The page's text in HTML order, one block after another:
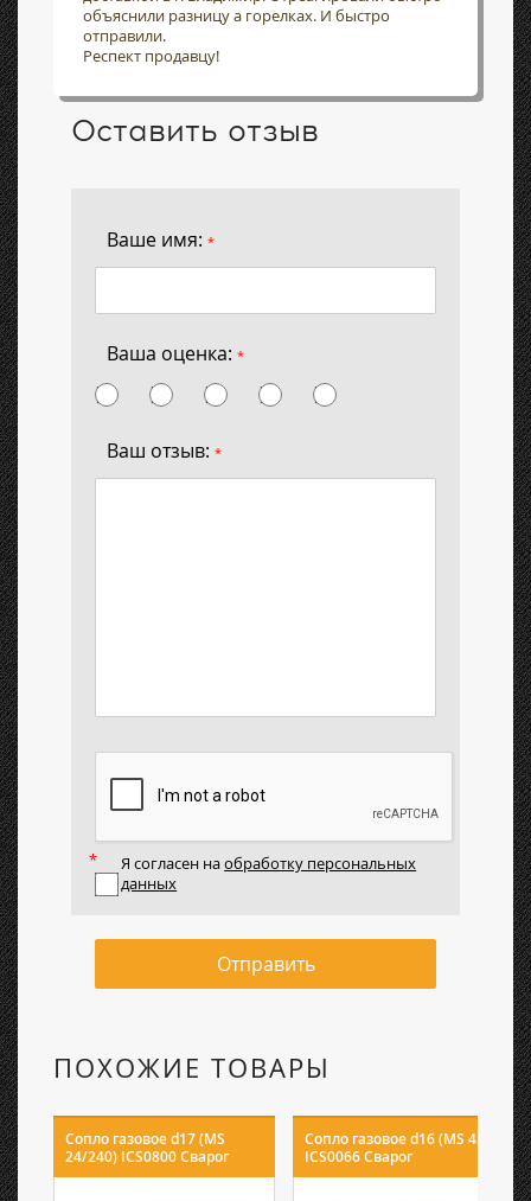
объяснили разницу а горелках. И быстро
отправили.
Респект продавцу!
Оставить отзыв
Ваше имя: *
Ваша оценка: *
Ваш отзыв: *
Я согласен наобработку персональных
данных
Отправить
ПОХОЖИЕ ТОВАРЫ
Сопло газовое d17 (MS
24/240) ICS0800 Сварог
Сопло газовое d16 (MS 450)
ICS0066 Сварог